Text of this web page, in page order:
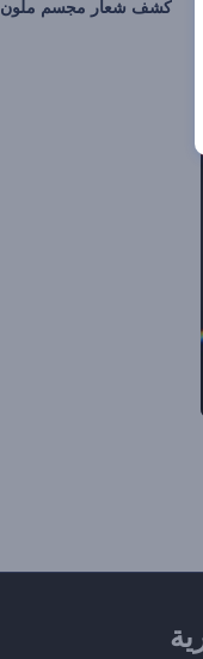
كشف شعار مجسم ملون